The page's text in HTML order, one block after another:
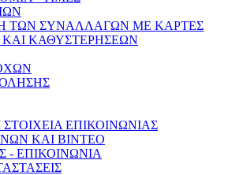
ΤΩΝ ΣΥΝΑΛΛΑΓΩΝ ΜΕ ΚΑΡΤΕΣ
ΚΑΙ ΚΑΘΥΣΤΕΡΗΣΕΩΝ
ΕΠΙΚΟΙΝΩΝΙΑΣ
ΚΑΙ ΒΙΝΤΕΟ
- ΕΠΙΚΟΙΝΩΝΙΑ